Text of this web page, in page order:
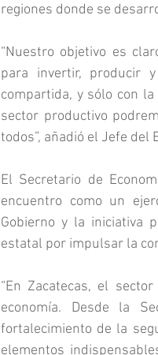
regiones donde se
“Nuestro objetivo es
para invertir, producir
compartida, y sólo con
sector productivo
todos”, añadió el Jefe del
El Secretario de
encuentro como un
Gobierno y la iniciativa
estatal por impulsar la
“En Zacatecas, el
economía. Desde la
fortalecimiento de la
elementos